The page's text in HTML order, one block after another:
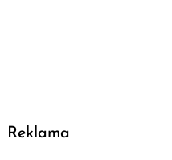
Reklama